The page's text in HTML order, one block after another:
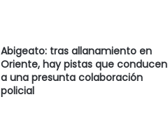
Abigeato: tras allanamiento en
Oriente, hay pistas que conducen
a una presunta colaboración
policial